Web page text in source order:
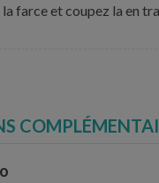
farce et coupez la en